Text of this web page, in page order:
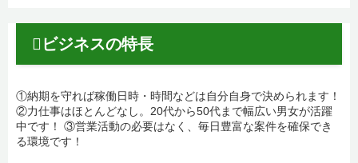
ビジネスの特長
①納期を守れば稼働日時・時間などは自分自身で決められます！
②力仕事はほとんどなし。20代から50代まで幅広い男女が活躍
中です！ ③営業活動の必要はなく、毎日豊富な案件を確保でき
る環境です！